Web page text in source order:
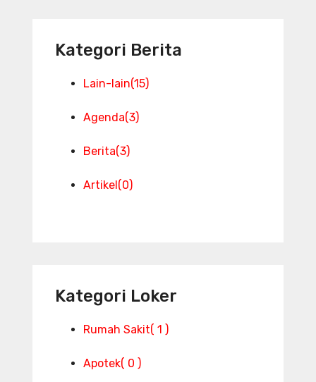
Kategori Berita
Lain-lain(15)
Agenda(3)
Berita(3)
Artikel(0)
Kategori Loker
Rumah Sakit( 1 )
Apotek( 0 )